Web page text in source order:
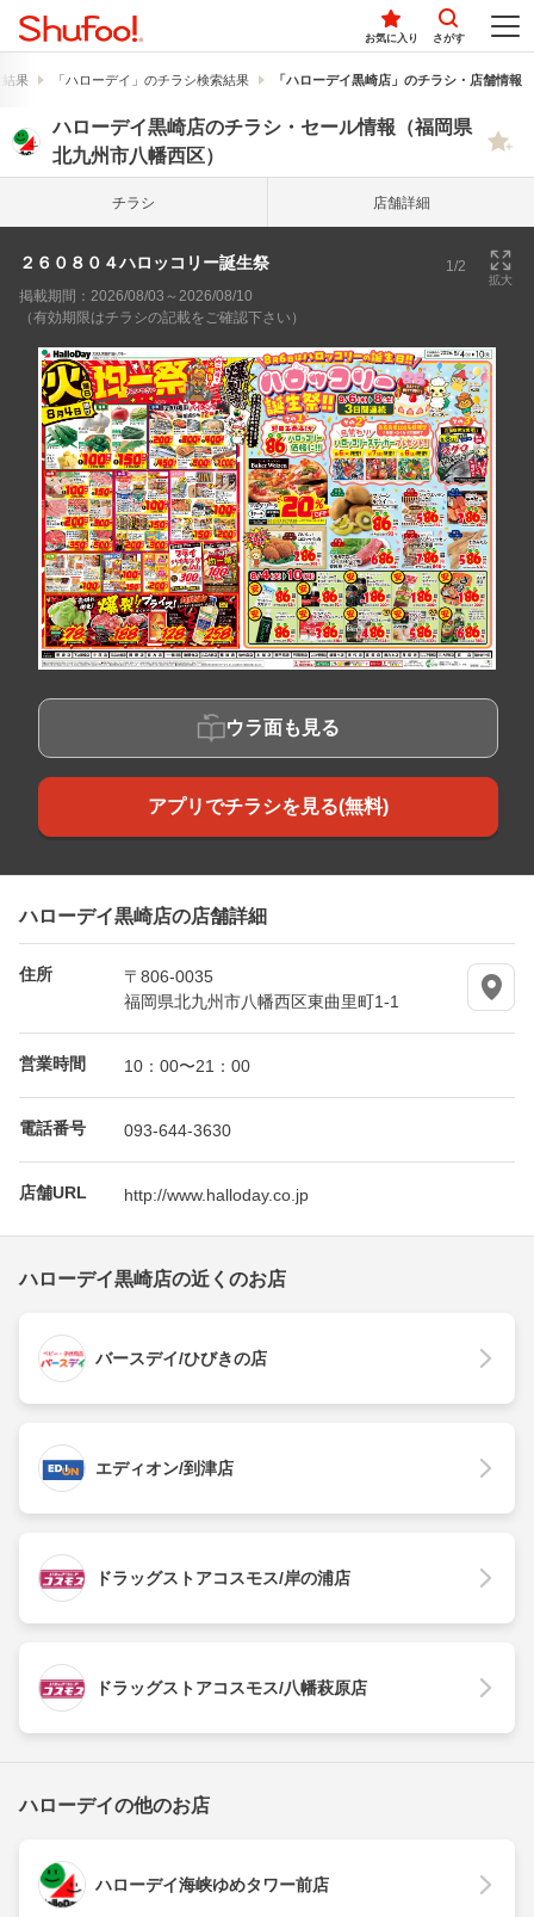
お気に入り さがす
結果 「ハローデイ」のチラシ検索結果 「ハローデイ黒崎店」のチラシ・店舗情報
ハローデイ黒崎店のチラシ・セール情報（福岡県
北九州市八幡西区）
チラシ 店舗詳細
２６０８０４ハロッコリー誕生祭 1/2
拡大
掲載期間：2026/08/03～2026/08/10
（有効期限はチラシの記載をご確認下さい）
ウラ面も見る
アプリでチラシを見る(無料)
ハローデイ黒崎店の店舗詳細
住所
〒806-0035
福岡県北九州市八幡西区東曲里町1-1
営業時間 10：00〜21：00
電話番号 093-644-3630
店舗URL http://www.halloday.co.jp
ハローデイ黒崎店の近くのお店
バースデイ/ひびきの店
エディオン/到津店
ドラッグストアコスモス/岸の浦店
ドラッグストアコスモス/八幡萩原店
ハローデイの他のお店
ハローデイ海峡ゆめタワー前店